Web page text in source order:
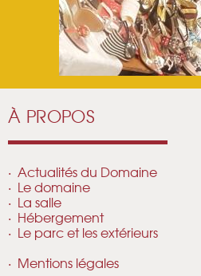
À PROPOS
Actualités du Domaine
Le domaine
La salle
Hébergement
Le parc et les extérieurs
Mentions légales